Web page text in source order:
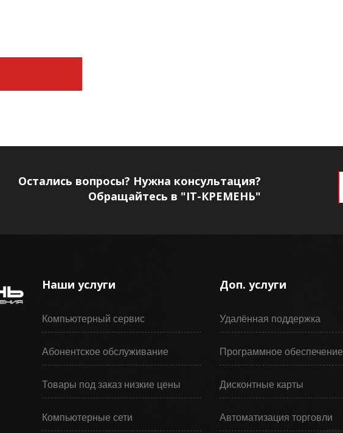
Остались вопросы? Нужна консультация?
Обращайтесь в "IT-КРЕМЕНЬ"
Наши услуги
Компьютерный сервис
Абонентское обслуживание
Товары под заказ низкие цены
Компьютерные сети
Доп. услуги
Удалённая поддержка
Программное обеспечение
Дисконтные карты
Автоматизация торговли